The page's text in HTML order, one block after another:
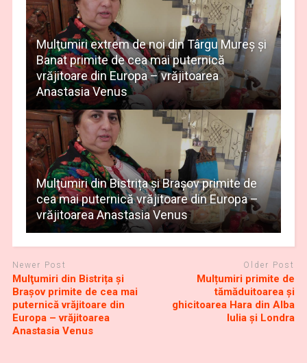
Mulţumiri extrem de noi din Târgu Mureș și
Banat primite de cea mai puternică
vrăjitoare din Europa – vrăjitoarea
Anastasia Venus
Mulţumiri din Bistrița și Brașov primite de
cea mai puternică vrăjitoare din Europa –
vrăjitoarea Anastasia Venus
Newer Post
Mulţumiri din Bistrița și
Brașov primite de cea mai
puternică vrăjitoare din
Europa – vrăjitoarea
Anastasia Venus
Older Post
Mulțumiri primite de
tămăduitoarea și
ghicitoarea Hara din Alba
Iulia și Londra